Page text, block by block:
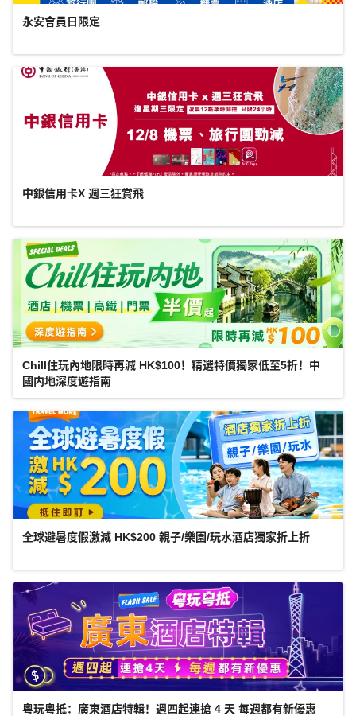
永安會員日限定
中銀信用卡X 週三狂賞飛
Chill住玩內地限時再減 HK$100！精選特價獨家低至5折！中
國内地深度遊指南
全球避暑度假激減 HK$200 親子/樂園/玩水酒店獨家折上折
粵玩粵抵：廣東酒店特輯！週四起連搶 4 天 每週都有新優惠